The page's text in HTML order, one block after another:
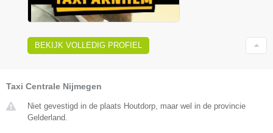
BEKIJK VOLLEDIG PROFIEL
Taxi Centrale Nijmegen
Niet gevestigd in de plaats Houtdorp, maar wel in de provincie
Gelderland.